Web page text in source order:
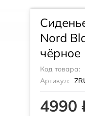
Nord
чёрное
Код товара:
Артикул:
4990